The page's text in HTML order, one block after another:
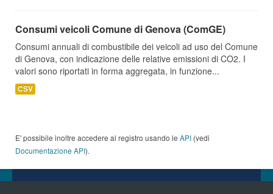
Consumi veicoli Comune di Genova (ComGE)
Consumi annuali di combustibile dei veicoli ad uso del Comune
di Genova, con indicazione delle relative emissioni di CO2. I
valori sono riportati in forma aggregata, in funzione...
CSV
E' possibile inoltre accedere al registro usando le API (vedi
Documentazione API).